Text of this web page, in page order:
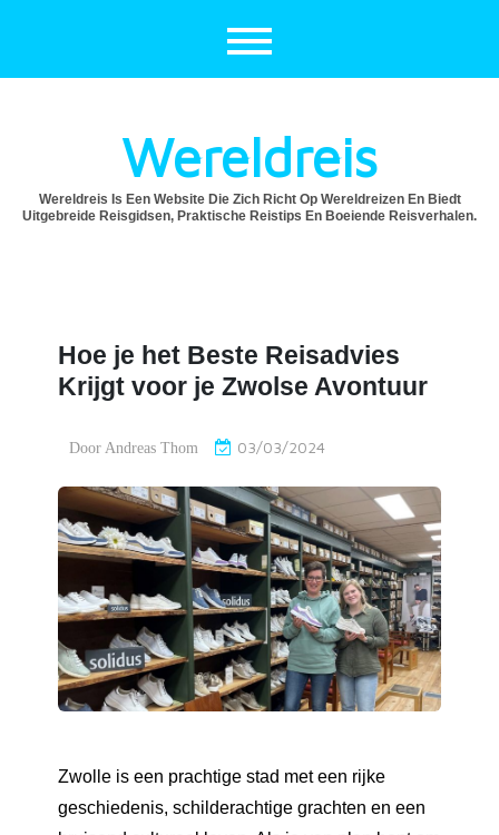
Wereldreis
Wereldreis Is Een Website Die Zich Richt Op Wereldreizen En Biedt
Uitgebreide Reisgidsen, Praktische Reistips En Boeiende Reisverhalen.
Hoe je het Beste Reisadvies
Krijgt voor je Zwolse Avontuur
Door Andreas Thom 03/03/2024
Zwolle is een prachtige stad met een rijke
geschiedenis, schilderachtige grachten en een